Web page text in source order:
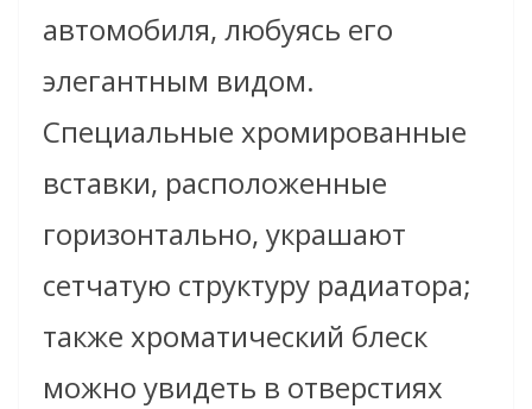
автомобиля, любуясь его
элегантным видом.
Специальные хромированные
вставки, расположенные
горизонтально, украшают
сетчатую структуру радиатора;
также хроматический блеск
можно увидеть в отверстиях